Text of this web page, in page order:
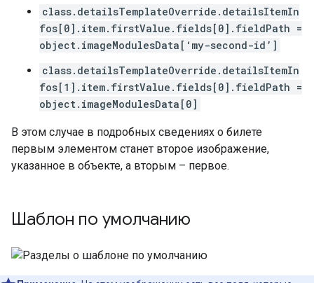
class.detailsTemplateOverride.detailsItemIn
fos[0].item.firstValue.fields[0].fieldPath =
object.imageModulesData[‘my-second-id’]
class.detailsTemplateOverride.detailsItemIn
fos[1].item.firstValue.fields[0].fieldPath =
object.imageModulesData[0]
В этом случае в подробных сведениях о билете
первым элементом станет второе изображение,
указанное в объекте, а вторым – первое.
Шаблон по умолчанию